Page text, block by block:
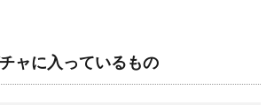
ャに入っているもの